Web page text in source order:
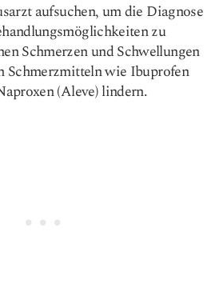
aufsuchen, um die Diagnose
zu
Schmerzen und Schwellungen
Schmerzmitteln wie Ibuprofen
(Aleve) lindern.